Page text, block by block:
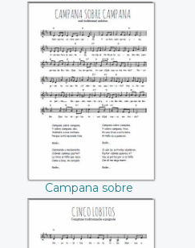
Campana sobre
campana
Campana sobre
campana